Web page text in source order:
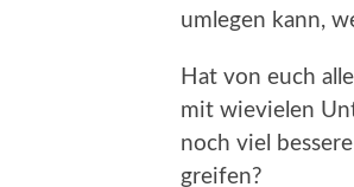
umlegen kann,
Hat von euch
mit wievielen
noch viel
greifen?